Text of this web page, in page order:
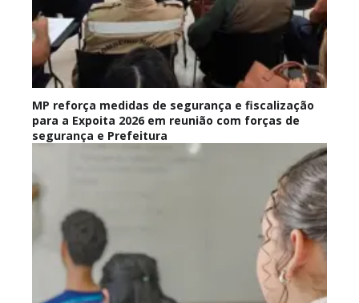
MP reforça medidas de segurança e fiscalização
para a Expoita 2026 em reunião com forças de
segurança e Prefeitura